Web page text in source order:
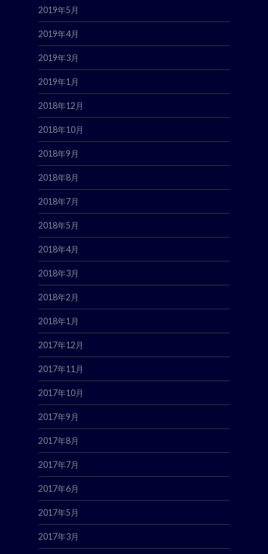
2019年5月
2019年4月
2019年3月
2019年1月
2018年12月
2018年10月
2018年9月
2018年8月
2018年7月
2018年5月
2018年4月
2018年3月
2018年2月
2018年1月
2017年12月
2017年11月
2017年10月
2017年9月
2017年8月
2017年7月
2017年6月
2017年5月
2017年3月